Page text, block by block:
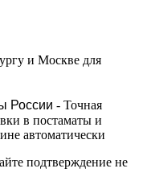
и Москве для
России - Точная
в постаматы и
автоматически
подтверждение не